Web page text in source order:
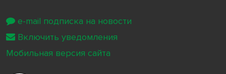
e-mail подписка на новости
Включить уведомления
Мобильная версия сайта